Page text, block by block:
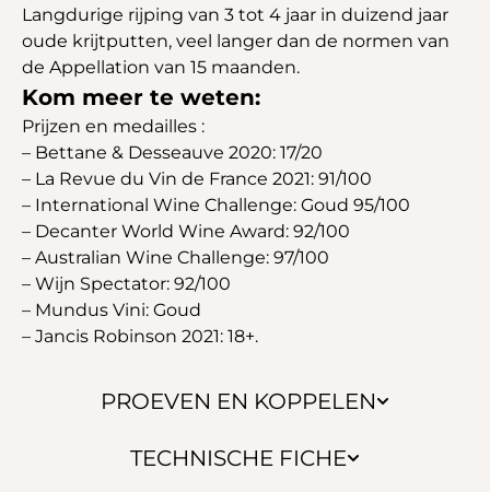
PROEVEN EN KOPPELEN
TECHNISCHE FICHE
Langdurige rijping van 3 tot 4 jaar in duizend jaar
oude krijtputten, veel langer dan de normen van
de Appellation van 15 maanden.
Kom meer te weten:
Prijzen en medailles :
– Bettane & Desseauve 2020: 17/20
– La Revue du Vin de France 2021: 91/100
– International Wine Challenge: Goud 95/100
– Decanter World Wine Award: 92/100
– Australian Wine Challenge: 97/100
– Wijn Spectator: 92/100
– Mundus Vini: Goud
– Jancis Robinson 2021: 18+.